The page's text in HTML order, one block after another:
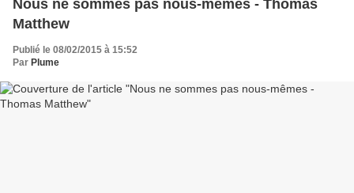
Nous ne sommes pas nous-mêmes - Thomas
Matthew
Publié le 08/02/2015 à 15:52
Par Plume